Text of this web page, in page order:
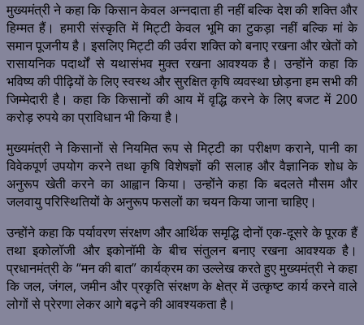
मुख्यमंत्री ने कहा कि किसान केवल अन्नदाता ही नहीं बल्कि देश की शक्ति और
हिम्मत हैं। हमारी संस्कृति में मिट्टी केवल भूमि का टुकड़ा नहीं बल्कि मां के
समान पूजनीय है। इसलिए मिट्टी की उर्वरा शक्ति को बनाए रखना और खेतों को
रासायनिक पदार्थों से यथासंभव मुक्त रखना आवश्यक है। उन्होंने कहा कि
भविष्य की पीढ़ियों के लिए स्वस्थ और सुरक्षित कृषि व्यवस्था छोड़ना हम सभी की
जिम्मेदारी है। कहा कि किसानों की आय में वृद्धि करने के लिए बजट में 200
करोड़ रुपये का प्राविधान भी किया है।
मुख्यमंत्री ने किसानों से नियमित रूप से मिट्टी का परीक्षण कराने, पानी का
विवेकपूर्ण उपयोग करने तथा कृषि विशेषज्ञों की सलाह और वैज्ञानिक शोध के
अनुरूप खेती करने का आह्वान किया। उन्होंने कहा कि बदलते मौसम और
जलवायु परिस्थितियों के अनुरूप फसलों का चयन किया जाना चाहिए।
उन्होंने कहा कि पर्यावरण संरक्षण और आर्थिक समृद्धि दोनों एक-दूसरे के पूरक हैं
तथा इकोलॉजी और इकोनॉमी के बीच संतुलन बनाए रखना आवश्यक है।
प्रधानमंत्री के “मन की बात” कार्यक्रम का उल्लेख करते हुए मुख्यमंत्री ने कहा
कि जल, जंगल, जमीन और प्रकृति संरक्षण के क्षेत्र में उत्कृष्ट कार्य करने वाले
लोगों से प्रेरणा लेकर आगे बढ़ने की आवश्यकता है।